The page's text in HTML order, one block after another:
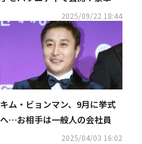
2025/09/22 18:44
キム・ビョンマン、9月に挙式
へ…お相手は一般人の会社員
2025/04/03 16:02